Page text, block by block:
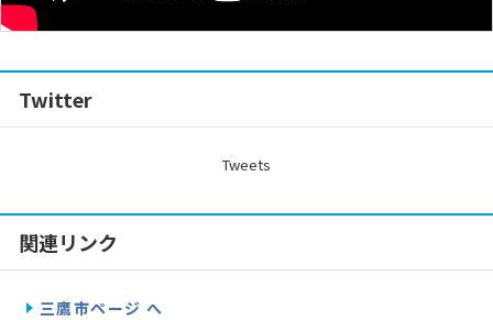
Twitter
Tweets
関連リンク
三鷹市ページ へ